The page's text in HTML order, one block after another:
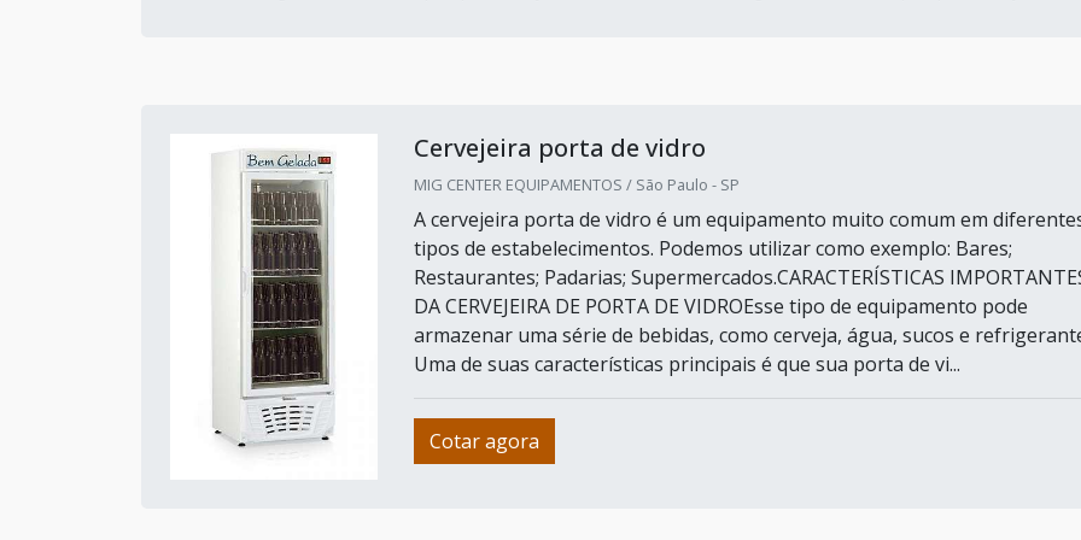
Cervejeira porta de vidro
MIG CENTER EQUIPAMENTOS / São Paulo - SP
A cervejeira porta de vidro é um equipamento muito comum em
tipos de estabelecimentos. Podemos utilizar como exemplo: Bares;
Restaurantes; Padarias; Supermercados.CARACTERÍSTICAS
DA CERVEJEIRA DE PORTA DE VIDROEsse tipo de equipamento pode
armazenar uma série de bebidas, como cerveja, água, sucos e
Uma de suas características principais é que sua porta de vi...
Cotar agora